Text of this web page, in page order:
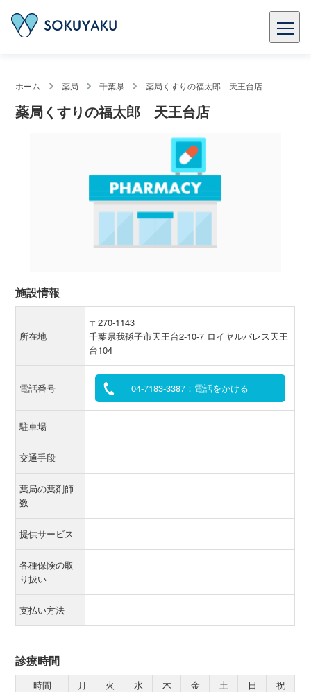
ホーム 薬局 千葉県 薬局くすりの福太郎 天王台店
薬局くすりの福太郎 天王台店
施設情報
所在地
〒270-1143
千葉県我孫子市天王台2-10-7 ロイヤルパレス天王
台104
電話番号 04-7183-3387：電話をかける
駐車場
交通手段
薬局の薬剤師
数
提供サービス
各種保険の取
り扱い
支払い方法
診療時間
時間 月 火 水 木 金 土 日
祝